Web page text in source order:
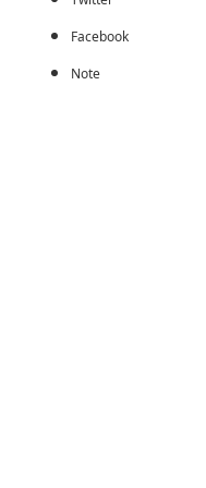
Facebook
Note